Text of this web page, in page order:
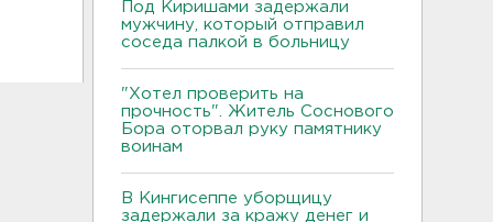
Под Киришами задержали
мужчину, который отправил
соседа палкой в больницу
"Хотел проверить на
прочность". Житель Соснового
Бора оторвал руку памятнику
воинам
В Кингисеппе уборщицу
задержали за кражу денег и